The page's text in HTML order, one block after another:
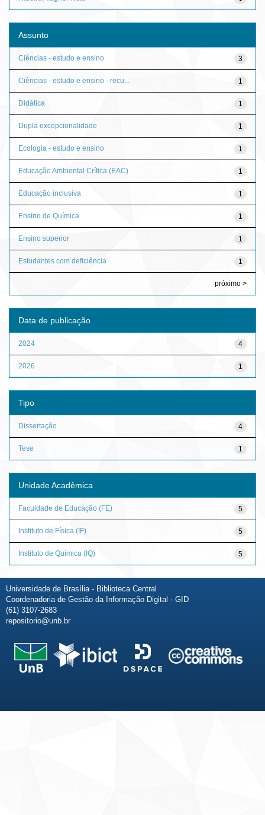
Assunto
3
Ciências - estudo e ensino
1
Ciências - estudo e ensino - recu...
1
Didática
1
Dupla excepcionalidade
1
Ecologia - estudo e ensino
1
Educação Ambiental Crítica (EAC)
1
Educação inclusiva
1
Ensino de Química
1
Ensino superior
1
Estudantes com deficiência
próximo >
Data de publicação
4
2024
1
2026
Tipo
4
Dissertação
1
Tese
Unidade Acadêmica
5
Faculdade de Educação (FE)
5
Instituto de Física (IF)
5
Instituto de Química (IQ)
Universidade de Brasília - Biblioteca Central
Coordenadoria de Gestão da Informação Digital - GID
(61) 3107-2683
repositorio@unb.br